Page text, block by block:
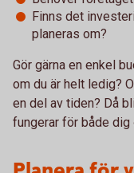
Finns det
planeras om?
Gör gärna en enkel
om du är helt ledig?
en del av tiden? Då
fungerar för både dig